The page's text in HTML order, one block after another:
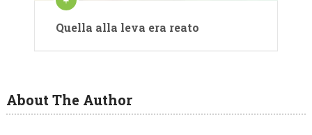
Quella alla leva era reato
About The Author